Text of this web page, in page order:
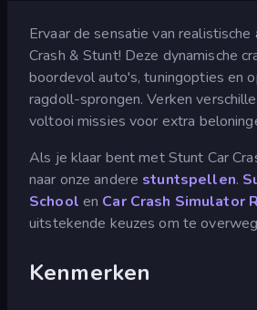
Ervaar de sensatie van
Crash & Stunt! Deze dynamische
boordevol auto's, tuningopties en
ragdoll-sprongen. Verken
voltooi missies voor extra
Als je klaar bent met Stunt Car
naar onze andere stuntspellen.
School en Car Crash Simulator
uitstekende keuzes om te
Kenmerken